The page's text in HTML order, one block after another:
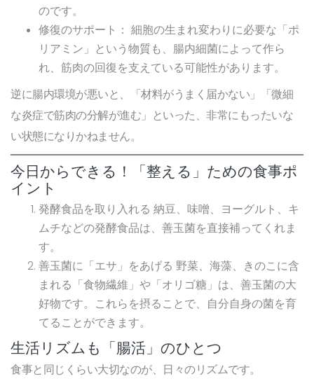
のです。
修復のサポート： 細胞の生まれ変わりに必要な「ポ
リアミン」という物質も、腸内細菌によって作ら
れ、筋肉の回復を支えている可能性があります。
逆に腸内環境が悪いと、「材料がうまく届かない」「微細
な炎症で筋肉の分解が進む」といった、非常にもったいな
い状態になりかねません。
今日からできる！「整える」ための食事ポ
イント
発酵食品を取り入れる 納豆、味噌、ヨーグルト、キ
ムチなどの発酵食品は、善玉菌を直接補ってくれま
す。
善玉菌に「エサ」をあげる 野菜、海藻、きのこに含
まれる「食物繊維」や「オリゴ糖」は、善玉菌の大
好物です。これらを摂ることで、自分自身の菌を育
てることができます。
生活リズムも「腸活」のひとつ
食事と同じくらい大切なのが、日々のリズムです。